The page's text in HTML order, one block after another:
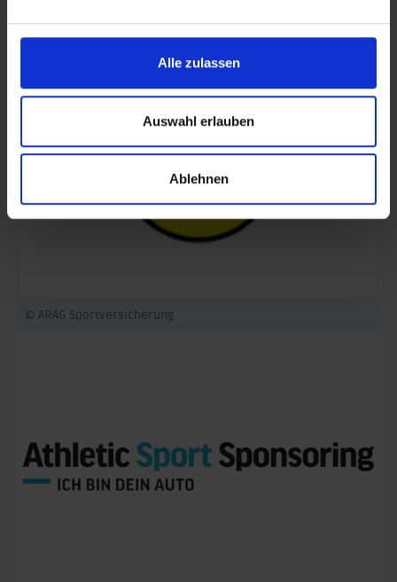
Alle zulassen
Auswahl erlauben
Ablehnen
© ARAG Sportversicherung